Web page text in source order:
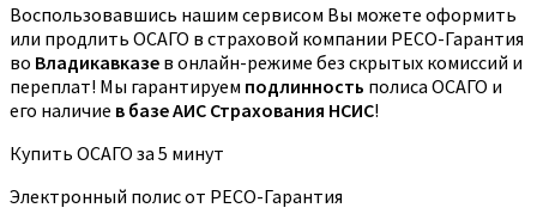
Воспользовавшись нашим сервисом Вы можете оформить
или продлить ОСАГО в страховой компании РЕСО-Гарантия
во Владикавказе в онлайн-режиме без скрытых комиссий и
переплат! Мы гарантируем подлинность полиса ОСАГО и
его наличие в базе АИС Страхования НСИС!
Купить ОСАГО за 5 минут
Электронный полис от РЕСО-Гарантия